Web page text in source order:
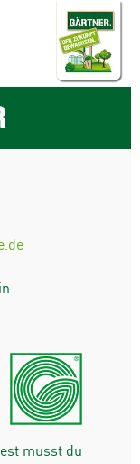
musst du